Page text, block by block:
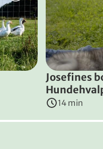
en ny legekammerat,
Henriksen&Fredrik
Josefines
14 min